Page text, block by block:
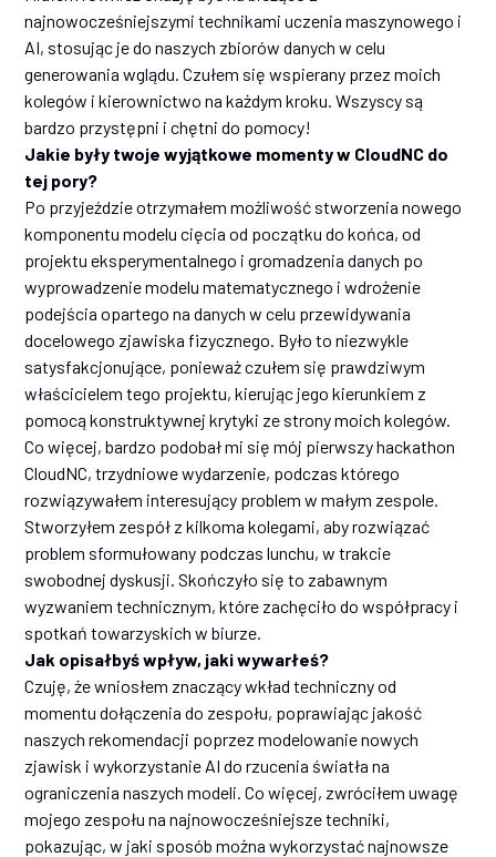
najnowocześniejszymi technikami uczenia maszynowego i
AI, stosując je do naszych zbiorów danych w celu
generowania wglądu. Czułem się wspierany przez moich
kolegów i kierownictwo na każdym kroku. Wszyscy są
bardzo przystępni i chętni do pomocy!
Jakie były twoje wyjątkowe momenty w CloudNC do
tej pory?
Po przyjeździe otrzymałem możliwość stworzenia nowego
komponentu modelu cięcia od początku do końca, od
projektu eksperymentalnego i gromadzenia danych po
wyprowadzenie modelu matematycznego i wdrożenie
podejścia opartego na danych w celu przewidywania
docelowego zjawiska fizycznego. Było to niezwykle
satysfakcjonujące, ponieważ czułem się prawdziwym
właścicielem tego projektu, kierując jego kierunkiem z
pomocą konstruktywnej krytyki ze strony moich kolegów.
Co więcej, bardzo podobał mi się mój pierwszy hackathon
CloudNC, trzydniowe wydarzenie, podczas którego
rozwiązywałem interesujący problem w małym zespole.
Stworzyłem zespół z kilkoma kolegami, aby rozwiązać
problem sformułowany podczas lunchu, w trakcie
swobodnej dyskusji. Skończyło się to zabawnym
wyzwaniem technicznym, które zachęciło do współpracy i
spotkań towarzyskich w biurze.
Jak opisałbyś wpływ, jaki wywarłeś?
Czuję, że wniosłem znaczący wkład techniczny od
momentu dołączenia do zespołu, poprawiając jakość
naszych rekomendacji poprzez modelowanie nowych
zjawisk i wykorzystanie AI do rzucenia światła na
ograniczenia naszych modeli. Co więcej, zwróciłem uwagę
mojego zespołu na najnowocześniejsze techniki,
pokazując, w jaki sposób można wykorzystać najnowsze